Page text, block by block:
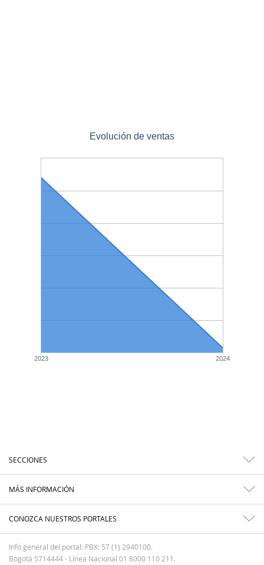
Evolución de ventas
2023 2024
SECCIONES
MÁS INFORMACIÓN
CONOZCA NUESTROS PORTALES
Info general del portal: PBX: 57 (1) 2940100.
Bogotá 5714444 - Línea Nacional 01 8000 110 211.